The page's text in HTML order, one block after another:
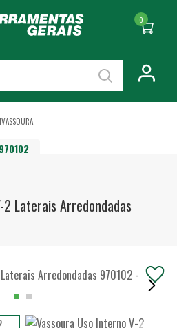
0
VASSOURA
970102
Laterais Arredondadas